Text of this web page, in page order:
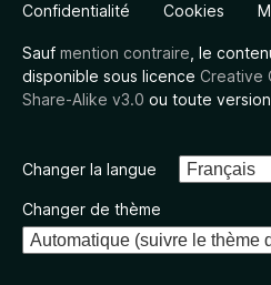
Confidentialité Cookies
Sauf mention contraire , le
disponible sous licence Creative
Share-Alike v3.0 ou toute
Changer la langue
Changer de thème